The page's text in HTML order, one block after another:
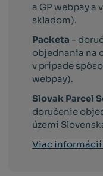
a GP webpay a
skladom).
Packeta -
objednania na
v prípade
webpay).
Slovak Parcel
doručenie
území
Viac informácií